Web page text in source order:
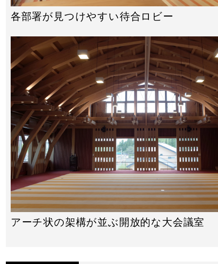
各部署が見つけやすい待合ロビー
アーチ状の架構が並ぶ開放的な大会議室